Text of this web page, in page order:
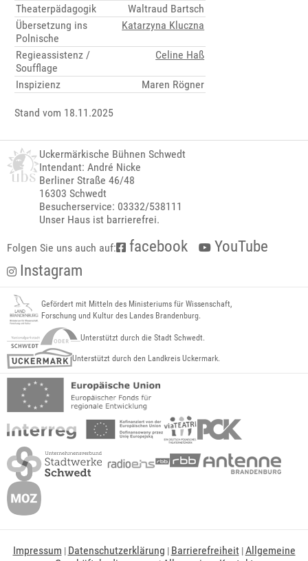
Theaterpädagogik
Waltraud Bartsch
Übersetzung ins
Polnische
Katarzyna Kluczna
Regieassistenz /
Soufflage
Celine Haß
Inspizienz Maren Rögner
Stand vom 18.11.2025
Uckermärkische Bühnen Schwedt
Intendant: André Nicke
Berliner Straße 46/48
16303 Schwedt
Besucherservice: 03332/538111
Unser Haus ist barrierefrei.
Folgen Sie uns auch auf: facebook
YouTube
Instagram
Gefördert mit Mitteln des Ministeriums für Wissenschaft,
Forschung und Kultur des Landes Brandenburg.
Unterstützt durch die Stadt Schwedt.
Unterstützt durch den Landkreis Uckermark.
Impressum | Datenschutzerklärung | Barrierefreiheit|Allgemeine